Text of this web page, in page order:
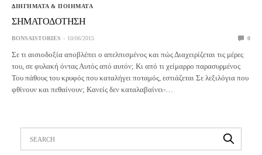
ΔΙΗΓΗΜΑΤΑ & ΠΟΙΗΜΑΤΑ
ΣΗΜΑΤΟΔΟΤΗΣΗ
BONSAISTORIES 10/06/2015 0
Σε τι αισιοδοξία αποβλέπει ο απελπισμένος και πώς Διαχειρίζεται τις μέρες
του, σε φυλακή όντας Αυτός από αυτόν; Κι από τι χείμαρρο παρασυρμένος
Του πάθους του κρυφός που καταλήγει ποταμός, εστιάζεται Σε λεξιλόγια που
φθίνουν και πεθαίνουν; Κανείς δεν καταλαβαίνει-…